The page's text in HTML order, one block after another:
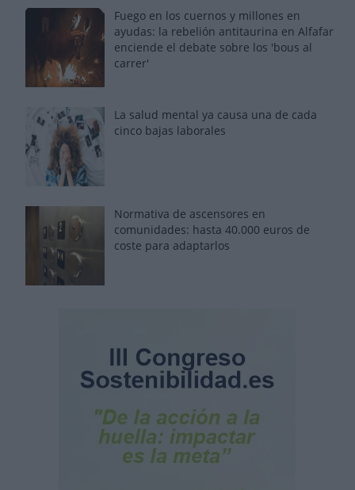
Fuego en los cuernos y millones en
ayudas: la rebelión antitaurina en Alfafar
enciende el debate sobre los 'bous al
carrer'
La salud mental ya causa una de cada
cinco bajas laborales
Normativa de ascensores en
comunidades: hasta 40.000 euros de
coste para adaptarlos